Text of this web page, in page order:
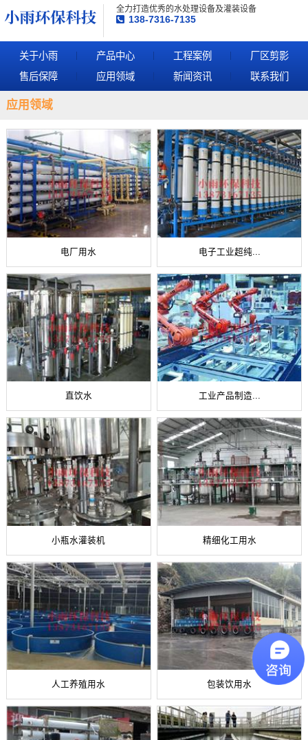
全力打造优秀的水处理设备及灌装设备
138-7316-7135
关于小雨 产品中心 工程案例
厂区剪影
售后保障
应用领域 新闻资讯 联系我们
应用领域
电厂用水 电子工业超纯...
直饮水 工业产品制造...
小瓶水灌装机 精细化工用水
人工养殖用水 包装饮用水